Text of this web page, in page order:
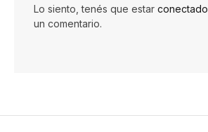
Lo siento, tenés que estar conectado
un comentario.